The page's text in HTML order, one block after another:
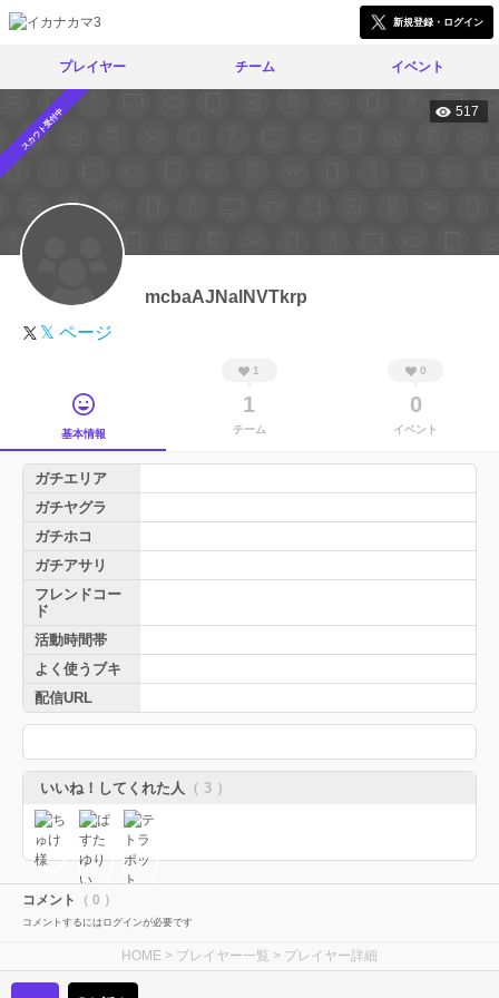
新規登録・ログイン
プレイヤー チーム イベント
スカウト受付中 517
mcbaAJNalNVTkrp
𝕏 ページ
基本情報
1
1
チーム
0
0
イベント
ガチエリア
ガチヤグラ
ガチホコ
ガチアサリ
フレンドコー
ド
活動時間帯
よく使うブキ
配信URL
いいね！してくれた人 （ 3 ）
コメント （ 0 ）
コメントするにはログインが必要です
HOME > プレイヤー一覧 > プレイヤー詳細